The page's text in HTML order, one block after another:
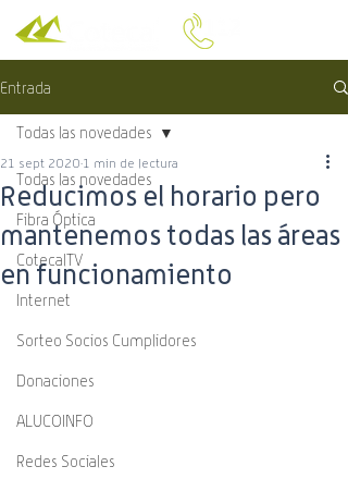
Entrada
Todas las novedades
Fibra Óptica
CotecalTV
Internet
Sorteo Socios Cumplidores
Donaciones
ALUCOINFO
Redes Sociales
Todas las novedades
Reducimos el horario pero
mantenemos todas las áreas
en funcionamiento
21 sept 2020 1 min de lectura